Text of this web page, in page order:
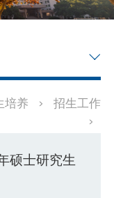
培养 > 招生工作
>
硕士研究生